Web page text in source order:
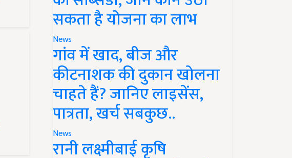
सकता है योजना का लाभ
News
गांव में खाद, बीज और
कीटनाशक की दुकान खोलना
चाहते हैं? जानिए लाइसेंस,
पात्रता, खर्च सबकुछ..
News
रानी लक्ष्मीबाई कृषि